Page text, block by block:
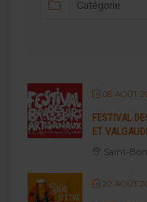
08 AOÛT
FESTIVAL
ET
Saint-
22 AOÛT